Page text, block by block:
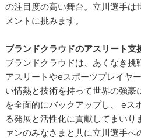
の注目度の高い舞台。立川選手は
メントに挑みます。
ブランドクラウドのアスリート支
ブランドクラウドは、あくなき挑
アスリートやeスポーツプレイヤ
い情熱と技術を持って世界の強
を全面的にバックアップし、 eス
る発展と活性化に貢献してまいり
ァンのみなさまと共に立川選手